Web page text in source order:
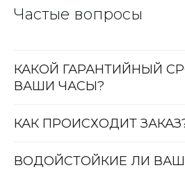
Частые вопросы
КАКОЙ ГАРАНТИЙНЫЙ
ВАШИ ЧАСЫ?
КАК ПРОИСХОДИТ
ВОДОЙСТОЙКИЕ ЛИ